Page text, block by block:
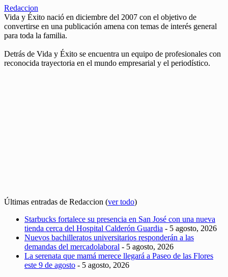
Redaccion
Vida y Éxito nació en diciembre del 2007 con el objetivo de
convertirse en una publicación amena con temas de interés general
para toda la familia.
Detrás de Vida y Éxito se encuentra un equipo de profesionales con
reconocida trayectoria en el mundo empresarial y el periodístico.
Últimas entradas de Redaccion (ver todo)
Starbucks fortalece su presencia en San José con una nueva
tienda cerca del Hospital Calderón Guardia - 5 agosto, 2026
Nuevos bachilleratos universitarios responderán a las
demandas del mercadolaboral - 5 agosto, 2026
La serenata que mamá merece llegará a Paseo de las Flores
este 9 de agosto - 5 agosto, 2026